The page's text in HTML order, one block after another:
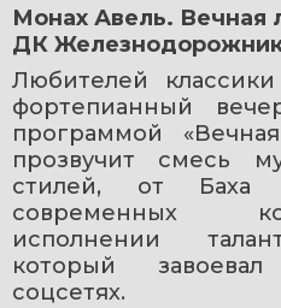
Монах Авель. Вечная
ДК
Любителей
фортепианный
программой
прозвучит смесь
стилей, от Баха
современных
исполнении
который
соцсетях.